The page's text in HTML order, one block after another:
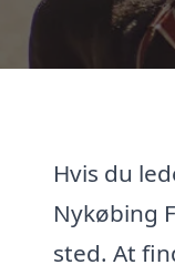
Hvis du
Nykøbing
sted. At